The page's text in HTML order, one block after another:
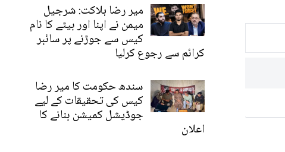
میر رضا ہلاکت: شرجیل
میمن نے اپنا اور بیٹے کا نام
کیس سے جوڑنے پر سائبر
کرائم سے رجوع کرلیا
سندھ حکومت کا میر رضا
کیس کی تحقیقات کے لیے
جوڈیشل کمیشن بنانے کا
اعلان